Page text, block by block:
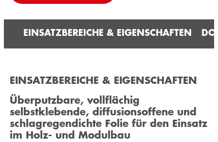
EINSATZBEREICHE & EIGENSCHAFTEN
EINSATZBEREICHE & EIGENSCHAFTEN
Überputzbare, vollflächig
selbstklebende, diffusionsoffene und
schlagregendichte Folie für den Einsatz
im Holz- und Modul­bau